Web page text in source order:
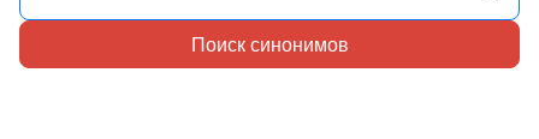
Поиск синонимов